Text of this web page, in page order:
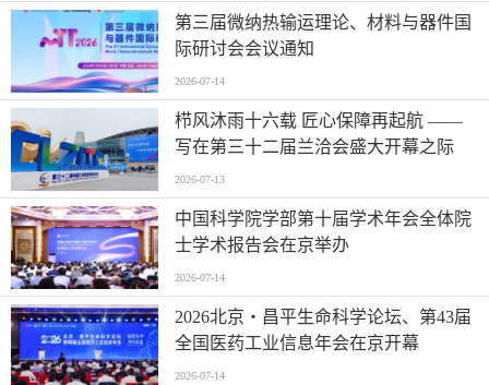
2026中国数字经济发展和治理学术年会
在清华大学举行
2026中国数字经济发展和治理学术年会
演讲精粹
弗朗西斯·高锐：城市需要做出选择，迈
向更加友好的数字未来
第三届微纳热输运理论、材料与器件国
际研讨会会议通知